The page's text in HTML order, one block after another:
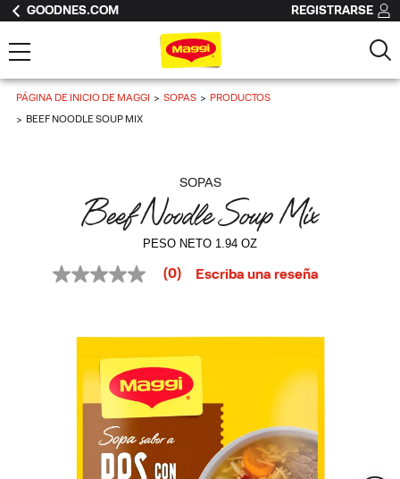
GOODNES.COM REGISTRARSE
PÁGINA DE INICIO DE MAGGI SOPAS
PRODUCTOS
BEEF NOODLE SOUP MIX
SOPAS
Beef Noodle Soup Mix
PESO NETO 1.94 OZ
Sin
página.
(0) Escriba una reseña